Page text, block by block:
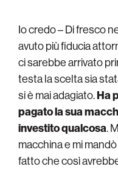
Io credo – Di fresco
avuto più fiducia
ci sarebbe arrivato
testa la scelta sia
si è mai adagiato.Ha
pagato la sua
investito qualcosa.
macchina e mi
fatto che così